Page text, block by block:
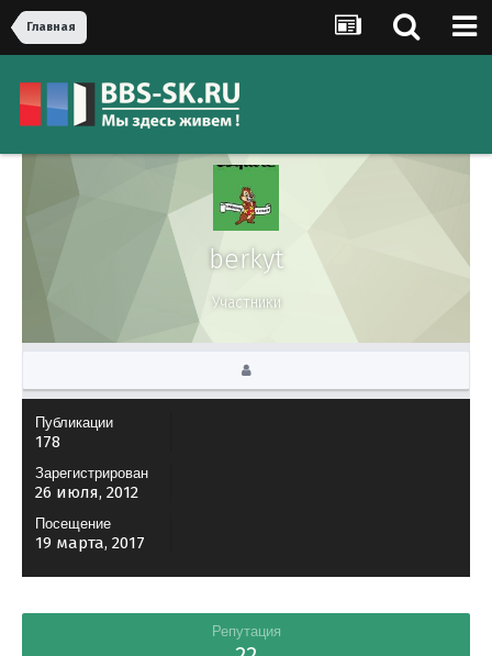
Главная
berkyt
Участники
Публикации
178
Зарегистрирован
26 июля, 2012
Посещение
19 марта, 2017
Репутация